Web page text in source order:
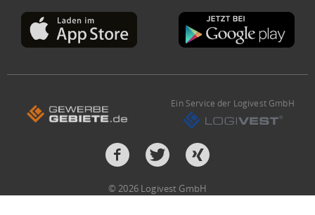
Ein Service der Logivest GmbH
© 2026 Logivest GmbH